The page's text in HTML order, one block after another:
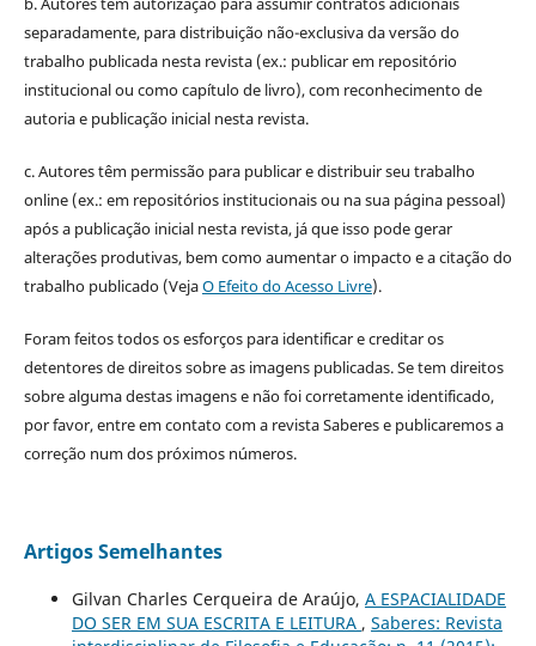
separadamente, para distribuição não-exclusiva da versão do
trabalho publicada nesta revista (ex.: publicar em repositório
institucional ou como capítulo de livro), com reconhecimento de
autoria e publicação inicial nesta revista.
c. Autores têm permissão para publicar e distribuir seu trabalho
online (ex.: em repositórios institucionais ou na sua página pessoal)
após a publicação inicial nesta revista, já que isso pode gerar
alterações produtivas, bem como aumentar o impacto e a citação do
trabalho publicado (VejaO Efeito do Acesso Livre).
Foram feitos todos os esforços para identificar e creditar os
detentores de direitos sobre as imagens publicadas. Se tem direitos
sobre alguma destas imagens e não foi corretamente identificado,
por favor, entre em contato com a revista Saberes e publicaremos a
correção num dos próximos números.
Artigos Semelhantes
Gilvan Charles Cerqueira de Araújo, A ESPACIALIDADE
DO SER EM SUA ESCRITA E LEITURA , Saberes: Revista